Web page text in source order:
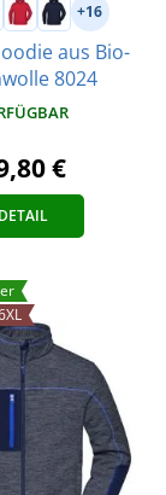
+16
aus Bio-
8024
€
DETAIL